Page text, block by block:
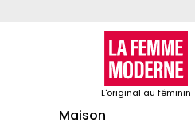
L'original au féminin
Maison